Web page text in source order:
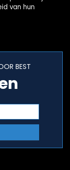
van hun
BEST